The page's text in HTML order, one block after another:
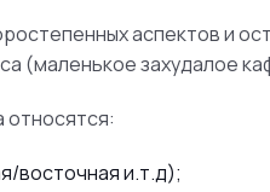
аспектов и
(маленькое захудалое
относятся:
восточная и.т.д);